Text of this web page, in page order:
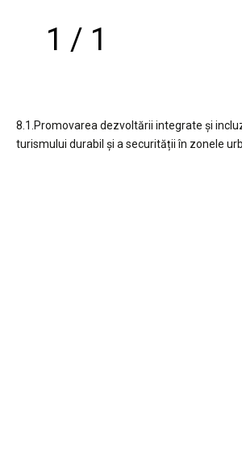
1 / 1
8.1.Promovarea dezvoltării integrate și
turismului durabil și a securității în zonele